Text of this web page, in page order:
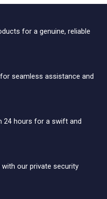
for a genuine, reliable
seamless assistance and
24 hours for a swift and
our private security